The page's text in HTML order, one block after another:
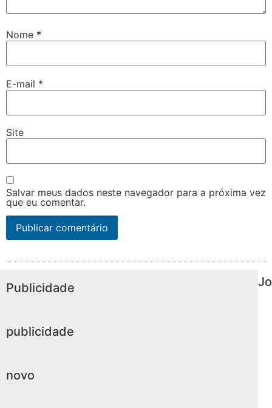
Nome *
E-mail *
Site
Salvar meus dados neste navegador para a próxima vez
que eu comentar.
Publicidade
publicidade
novo
Jo